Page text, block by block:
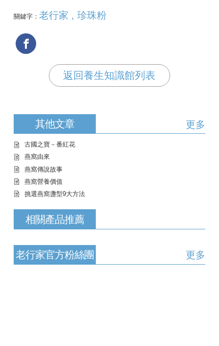
關鍵字： 老行家 , 珍珠粉
返回養生知識館列表
其他文章 更多
古國之寶－番紅花
燕窩由來
燕窩傳說故事
燕窩營養價值
挑選燕窩盞型9大方法
相關產品推薦
老行家官方粉絲團 更多